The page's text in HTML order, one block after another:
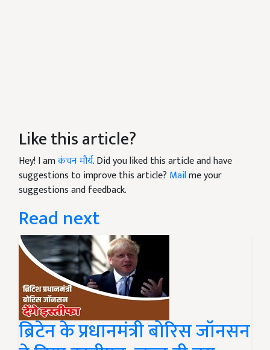
Like this article?
Hey! I amकंचन मौर्य. Did you liked this article and have
suggestions to improve this article? Mailme your
suggestions and feedback.
Read next
ब्रिटेन के प्रधानमंत्री बोरिस जॉनसन